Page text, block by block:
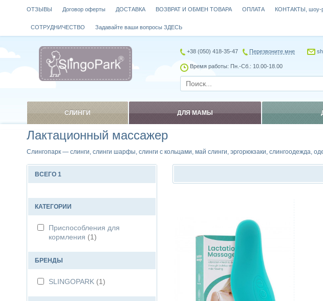
Лактационный массажер
Слингопарк — слинги, слинги шарфы, слинги с кольцами, май слинги, эргорюкзаки, слингоодежда,
ВСЕГО 1
КАТЕГОРИИ
Приспособления для
кормления (1)
БРЕНДЫ
SLINGOPARK (1)
ОТЗЫВЫ Договор оферты ДОСТАВКА ВОЗВРАТ И ОБМЕН ТОВАРА ОПЛАТА КОНТАКТЫ, шоу-
СОТРУДНИЧЕСТВО Задавайте ваши вопросы ЗДЕСЬ
+38 (050) 418-35-47 Перезвоните мне
Время работы: Пн.-Сб.: 10.00-18.00
СЛИНГИ ДЛЯ МАМЫ